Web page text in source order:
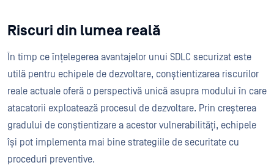
Riscuri din lumea reală
În timp ce înțelegerea avantajelor unui SDLC securizat este
utilă pentru echipele de dezvoltare, conștientizarea riscurilor
reale actuale oferă o perspectivă unică asupra modului în care
atacatorii exploatează procesul de dezvoltare. Prin creșterea
gradului de conștientizare a acestor vulnerabilități, echipele
își pot implementa mai bine strategiile de securitate cu
proceduri preventive.